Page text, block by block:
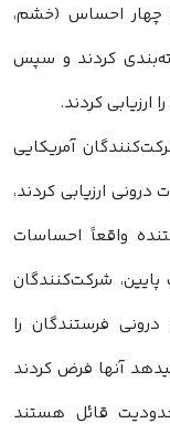
چهار احساس (خشم،
کردند و سپس
کردند.
آمریکایی
ارزیابی کردند،
واقعاً احساسات
شرکت‌کنندگان
فرستندگان را
آنها فرض کردند
قائل هستند